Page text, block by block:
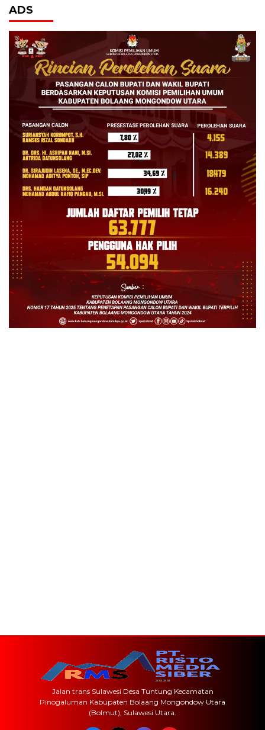
ADS
Jalan trans Sulawesi Desa Tuntung Kecamatan
Pinogaluman Kabupaten Bolaang Mongondow Utara
(Bolmut), Sulawesi Utara.